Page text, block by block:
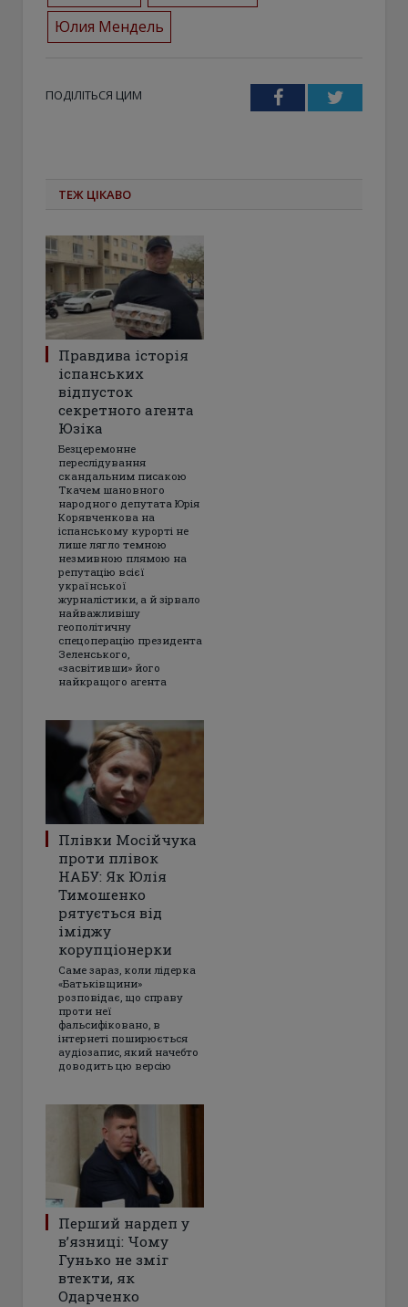
Юлия Мендель
ПОДІЛІТЬСЯ ЦИМ FacebookTwitter
ТЕЖ ЦІКАВО
Правдива історія
іспанських
відпусток
секретного агента
Юзіка
Безцеремонне
переслідування
скандальним писакою
Ткачем шановного
народного депутата Юрія
Корявченкова на
іспанському курорті не
лише лягло темною
незмивною плямою на
репутацію всієї
української
журналістики, а й зірвало
найважливішу
геополітичну
спецоперацію президента
Зеленського,
«засвітивши» його
найкращого агента
Плівки Мосійчука
проти плівок
НАБУ: Як Юлія
Тимошенко
рятується від
іміджу
корупціонерки
Саме зараз, коли лідерка
«Батьківщини»
розповідає, що справу
проти неї
фальсифіковано, в
інтернеті поширюється
аудіозапис, який начебто
доводить цю версію
Перший нардеп у
в’язниці: Чому
Гунько не зміг
втекти, як
Одарченко